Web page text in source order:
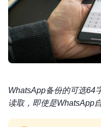
WhatsApp备份的可选
读取，即使是WhatsApp自